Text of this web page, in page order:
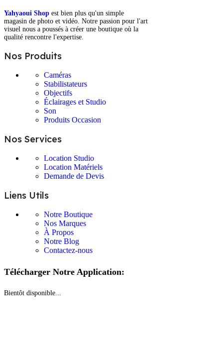
Yahyaoui Shop est bien plus qu'un simple
magasin de photo et vidéo. Notre passion pour l'art
visuel nous a poussés à créer une boutique où la
qualité rencontre l'expertise.
Nos Produits
Caméras
Stabilistateurs
Objectifs
Éclairages et Studio
Son
Produits Occasion
Nos Services
Location Studio
Location Matériels
Demande de Devis
Liens Utils
Notre Boutique
Nos Marques
À Propos
Notre Blog
Contactez-nous
Télécharger Notre Application:
Bientôt disponible...